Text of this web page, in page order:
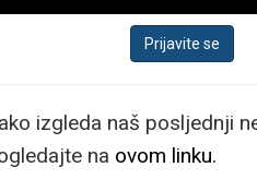
izgleda naš posljednji
na ovom linku.